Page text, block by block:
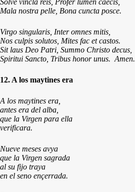
Solve vincla reis, Profer lumen caecis,
Mala nostra pelle, Bona cuncta posce.
Virgo singularis, Inter omnes mitis,
Nos culpis solutos, Mites fac et castos.
Sit laus Deo Patri, Summo Christo decus,
Spiritui Sancto, Tribus honor unus. Amen.
12. A los maytines era
A los maytines era,
antes era del alba,
que la Virgen para ella
verificara.
Nueve meses avya
que la Virgen sagrada
al su fijo traya
en el seno ençerrada.